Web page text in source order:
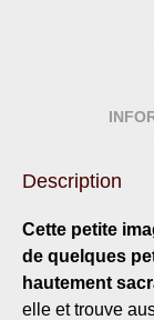
Description
Cette petite
de quelques
hautement
elle et trouve